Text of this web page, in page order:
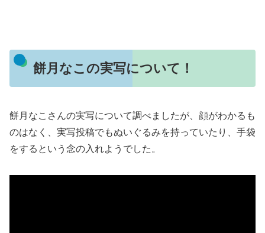
餅月なこの実写について！
餅月なこさんの実写について調べましたが、顔がわかるも
のはなく、実写投稿でもぬいぐるみを持っていたり、手袋
をするという念の入れようでした。